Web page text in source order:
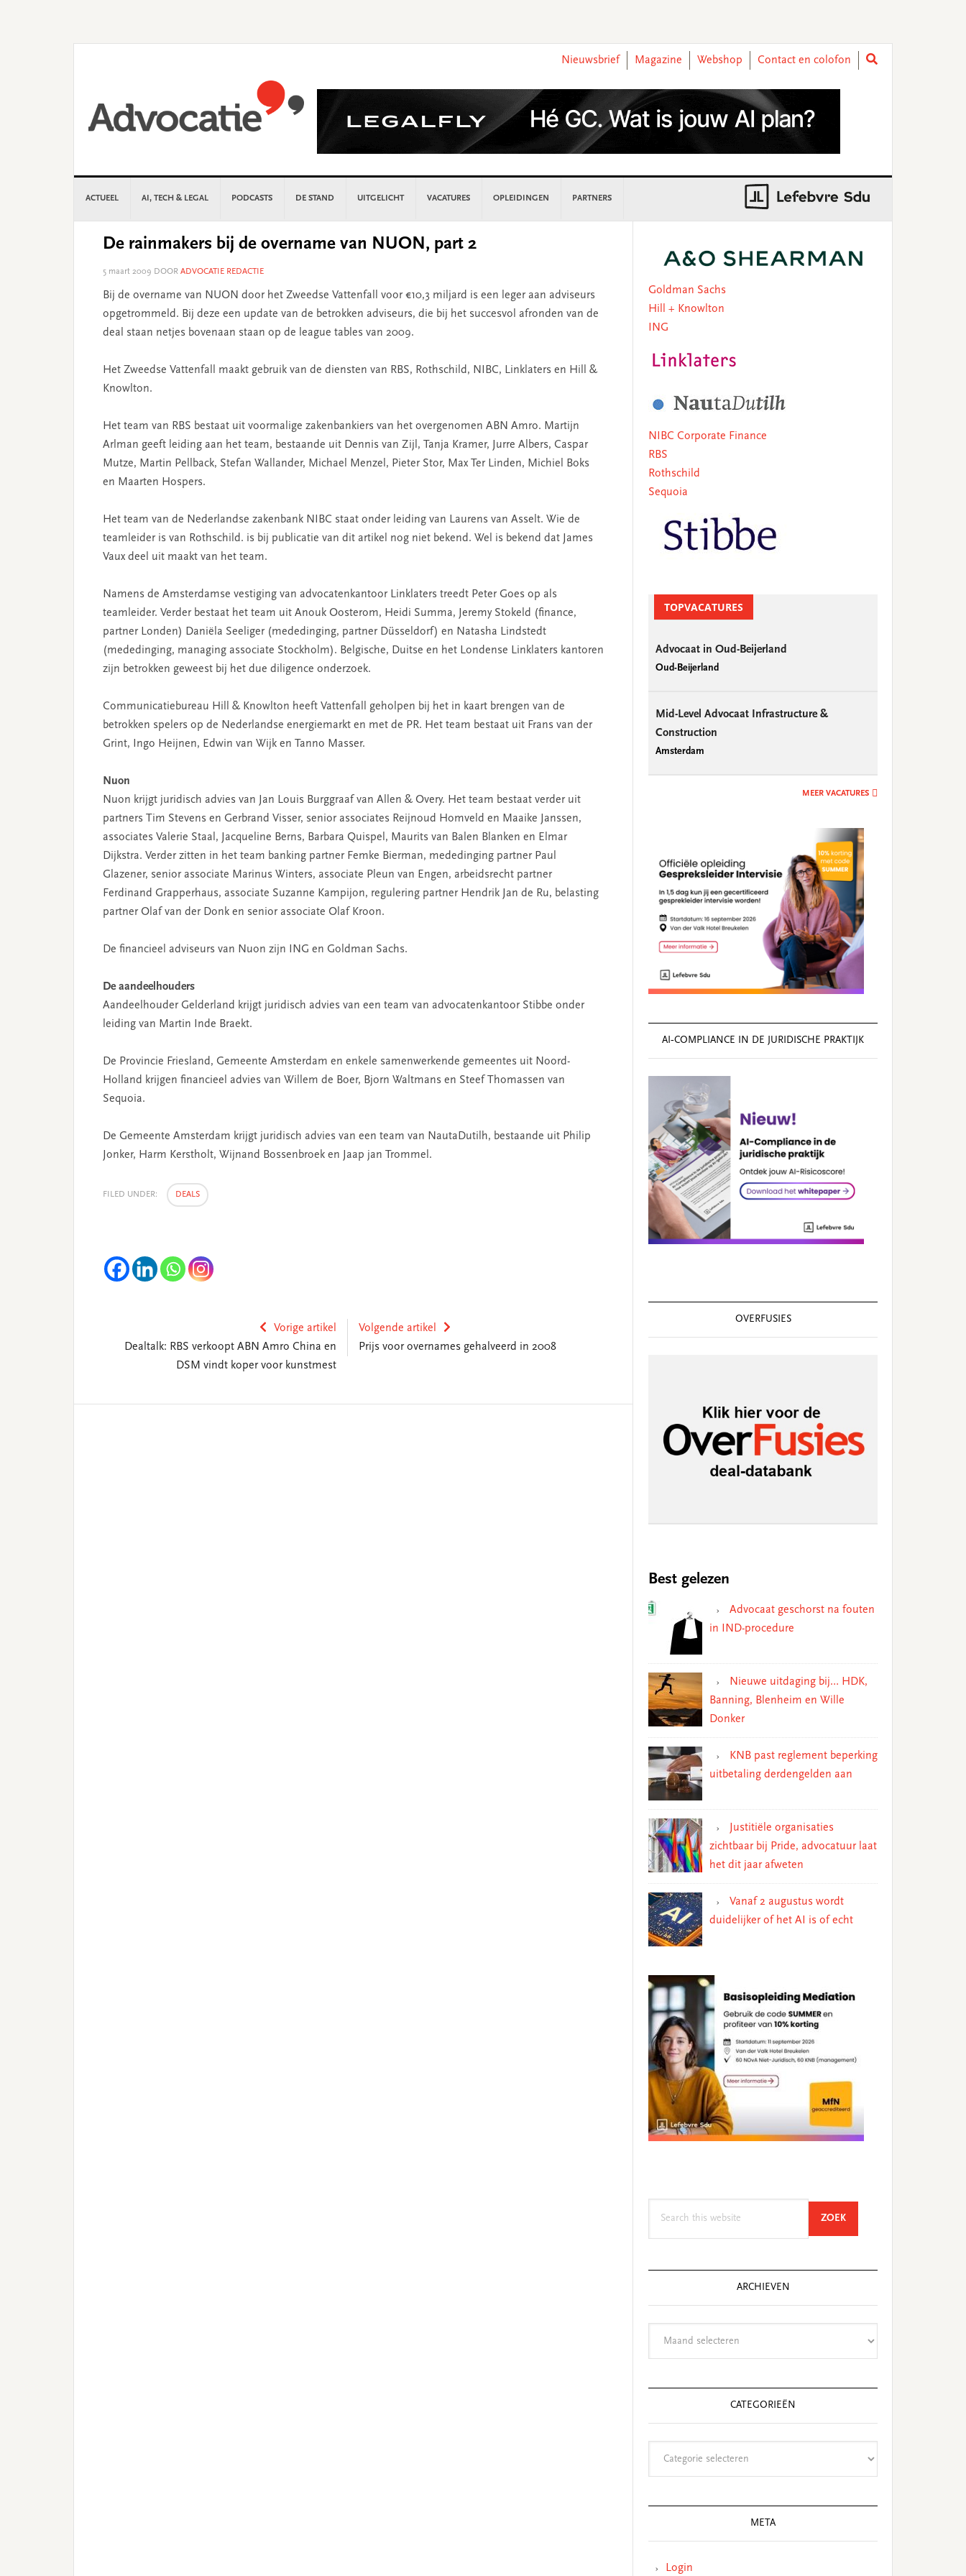
Nieuwsbrief
Magazine Webshop Contact en colofon
ACTUEEL AI, TECH & LEGAL PODCASTS DE STAND UITGELICHT VACATURES OPLEIDINGEN PARTNERS
De rainmakers bij de overname van NUON, part 2
5 maart 2009 DOOR ADVOCATIE REDACTIE
Bij de overname van NUON door het Zweedse Vattenfall voor €10,3 miljard is een leger aan adviseurs
opgetrommeld. Bij deze een update van de betrokken adviseurs, die bij het succesvol afronden van de
deal staan netjes bovenaan staan op de league tables van 2009.
Het Zweedse Vattenfall maakt gebruik van de diensten van RBS, Rothschild, NIBC, Linklaters en Hill &
Knowlton.
Het team van RBS bestaat uit voormalige zakenbankiers van het overgenomen ABN Amro. Martijn
Arlman geeft leiding aan het team, bestaande uit Dennis van Zijl, Tanja Kramer, Jurre Albers, Caspar
Mutze, Martin Pellback, Stefan Wallander, Michael Menzel, Pieter Stor, Max Ter Linden, Michiel Boks
en Maarten Hospers.
Het team van de Nederlandse zakenbank NIBC staat onder leiding van Laurens van Asselt. Wie de
teamleider is van Rothschild. is bij publicatie van dit artikel nog niet bekend. Wel is bekend dat James
Vaux deel uit maakt van het team.
Namens de Amsterdamse vestiging van advocatenkantoor Linklaters treedt Peter Goes op als
teamleider. Verder bestaat het team uit Anouk Oosterom, Heidi Summa, Jeremy Stokeld (finance,
partner Londen) Daniëla Seeliger (mededinging, partner Düsseldorf) en Natasha Lindstedt
(mededinging, managing associate Stockholm). Belgische, Duitse en het Londense Linklaters kantoren
zijn betrokken geweest bij het due diligence onderzoek.
Communicatiebureau Hill & Knowlton heeft Vattenfall geholpen bij het in kaart brengen van de
betrokken spelers op de Nederlandse energiemarkt en met de PR. Het team bestaat uit Frans van der
Grint, Ingo Heijnen, Edwin van Wijk en Tanno Masser.
Nuon
Nuon krijgt juridisch advies van Jan Louis Burggraaf van Allen & Overy. Het team bestaat verder uit
partners Tim Stevens en Gerbrand Visser, senior associates Reijnoud Homveld en Maaike Janssen,
associates Valerie Staal, Jacqueline Berns, Barbara Quispel, Maurits van Balen Blanken en Elmar
Dijkstra. Verder zitten in het team banking partner Femke Bierman, mededinging partner Paul
Glazener, senior associate Marinus Winters, associate Pleun van Engen, arbeidsrecht partner
Ferdinand Grapperhaus, associate Suzanne Kampijon, regulering partner Hendrik Jan de Ru, belasting
partner Olaf van der Donk en senior associate Olaf Kroon.
De financieel adviseurs van Nuon zijn ING en Goldman Sachs.
De aandeelhouders
Aandeelhouder Gelderland krijgt juridisch advies van een team van advocatenkantoor Stibbe onder
leiding van Martin Inde Braekt.
De Provincie Friesland, Gemeente Amsterdam en enkele samenwerkende gemeentes uit Noord-
Holland krijgen financieel advies van Willem de Boer, Bjorn Waltmans en Steef Thomassen van
Sequoia.
De Gemeente Amsterdam krijgt juridisch advies van een team van NautaDutilh, bestaande uit Philip
Jonker, Harm Kerstholt, Wijnand Bossenbroek en Jaap jan Trommel.
FILED UNDER: DEALS
Vorige artikel
Dealtalk: RBS verkoopt ABN Amro China en
DSM vindt koper voor kunstmest
Volgende artikel
Prijs voor overnames gehalveerd in 2008
Sidebar
Goldman Sachs
Hill + Knowlton
ING
NIBC Corporate Finance
RBS
Rothschild
Sequoia
TOPVACATURES
Advocaat in Oud-Beijerland
Oud-Beijerland
Mid-Level Advocaat Infrastructure &
Construction
Amsterdam
MEER VACATURES
AI‑COMPLIANCE IN DE JURIDISCHE PRAKTIJK
OVERFUSIES
Best gelezen
Advocaat geschorst na fouten
in IND-procedure
Nieuwe uitdaging bij… HDK,
Banning, Blenheim en Wille
Donker
KNB past reglement beperking
uitbetaling derdengelden aan
Justitiële organisaties
zichtbaar bij Pride, advocatuur laat
het dit jaar afweten
Vanaf 2 augustus wordt
duidelijker of het AI is of echt
ZOEKSEARCH
ARCHIEVEN
CATEGORIEËN
META
Login